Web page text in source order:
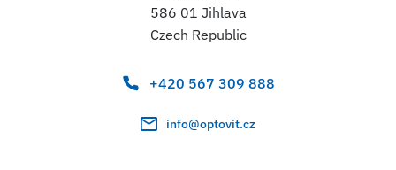
586 01 Jihlava
Czech Republic
+420 567 309 888
info@optovit.cz